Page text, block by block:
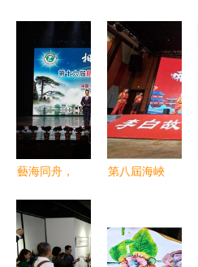
臺兒莊古城
中韓文化交
流活動成功
舉辦
商貿洽談會
圓滿落幕，
共繪友好合
作新篇章
藝海同舟，
——第十六
屆皖浙贛閩
第八屆海峽
活動在四川